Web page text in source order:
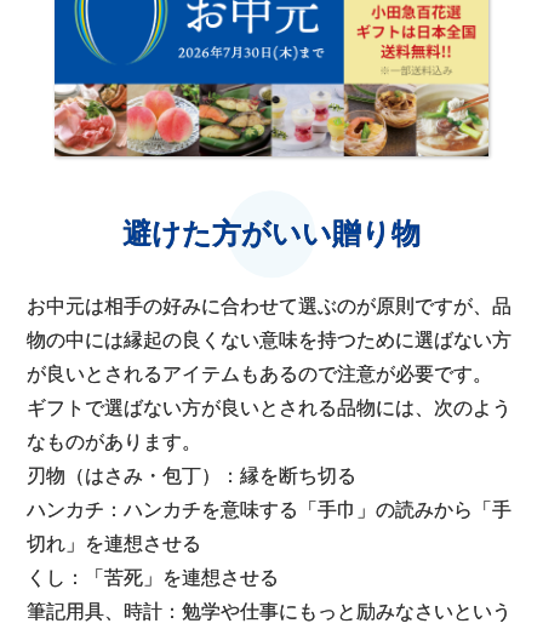
避けた方がいい贈り物
お中元は相手の好みに合わせて選ぶのが原則ですが、品
物の中には縁起の良くない意味を持つために選ばない方
が良いとされるアイテムもあるので注意が必要です。
ギフトで選ばない方が良いとされる品物には、次のよう
なものがあります。
刃物（はさみ・包丁）：縁を断ち切る
ハンカチ：ハンカチを意味する「手巾」の読みから「手
切れ」を連想させる
くし：「苦死」を連想させる
筆記用具、時計：勉学や仕事にもっと励みなさいという